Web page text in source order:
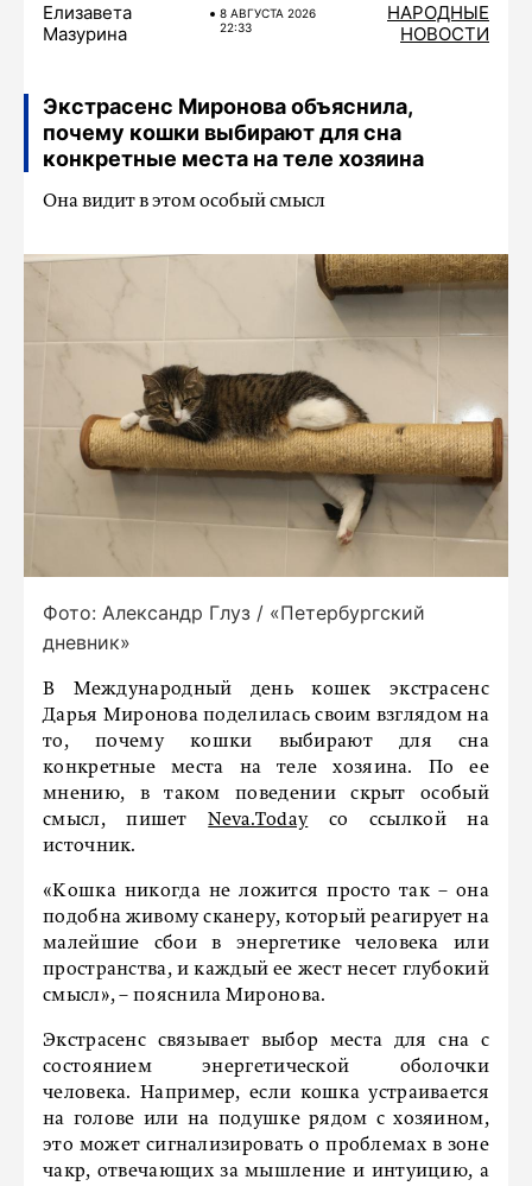
Елизавета
Мазурина
8 АВГУСТА 2026
22:33
НАРОДНЫЕ
НОВОСТИ
Экстрасенс Миронова объяснила,
почему кошки выбирают для сна
конкретные места на теле хозяина
Она видит в этом особый смысл
Фото: Александр Глуз / «Петербургский
дневник»
В Международный день кошек экстрасенс
Дарья Миронова поделилась своим взглядом на
то, почему кошки выбирают для сна
конкретные места на теле хозяина. По ее
мнению, в таком поведении скрыт особый
смысл, пишетNeva.Todayсо ссылкой на
источник.
«Кошка никогда не ложится просто так – она
подобна живому сканеру, который реагирует на
малейшие сбои в энергетике человека или
пространства, и каждый ее жест несет глубокий
смысл», – пояснила Миронова.
Экстрасенс связывает выбор места для сна с
состоянием энергетической оболочки
человека. Например, если кошка устраивается
на голове или на подушке рядом с хозяином,
это может сигнализировать о проблемах в зоне
чакр, отвечающих за мышление и интуицию, а